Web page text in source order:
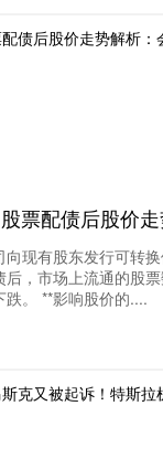
票配债后股价
向现有股东发行可转
，市场上流通的股
。 **影响股价的....